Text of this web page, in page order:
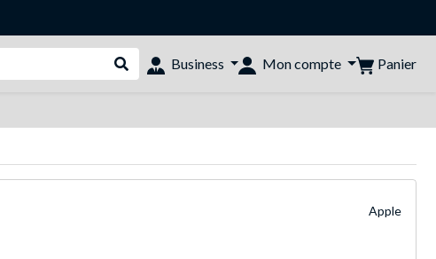
Rechercher dans le shop
Business Mon compte Panier
Apple